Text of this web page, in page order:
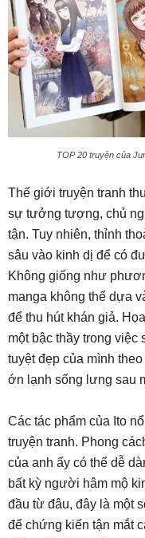
TOP 20 truyện của
Thế giới truyện tranh
sự tưởng tượng, chủ
tận. Tuy nhiên, thỉnh
sâu vào kinh dị để có
Không giống như
manga không thể dựa
để thu hút khán giả.
một bậc thầy trong việc
tuyệt đẹp của mình
ớn lạnh sống lưng sau
Các tác phẩm của Ito
truyện tranh. Phong
của anh ấy có thể dễ
bất kỳ người hâm mộ
đầu từ đâu, đây là một
để chứng kiến ​​tận mắt